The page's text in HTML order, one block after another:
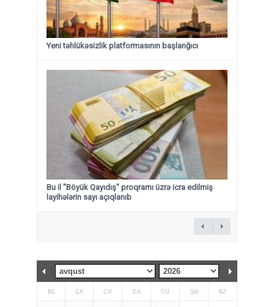
Yeni təhlükəsizlik platformasının başlanğıcı
Bu il "Böyük Qayıdış" proqramı üzrə icra edilmiş
layihələrin sayı açıqlanıb
BE ÇA ÇƏ CA CÜ ŞƏ BZ